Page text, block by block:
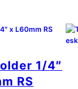
1/4″
RS